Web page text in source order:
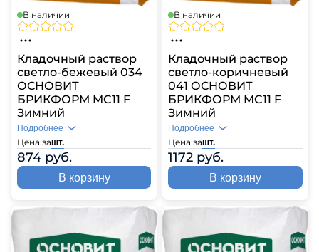
В наличии
Кладочный раствор
светло-бежевый 034
ОСНОВИТ
БРИКФОРМ MC11 F
Зимний
Цена зашт.
874 руб.
Подробнее
В корзину
В наличии
Кладочный раствор
светло-коричневый
041 ОСНОВИТ
БРИКФОРМ MC11 F
Зимний
Цена зашт.
1172 руб.
Подробнее
В корзину